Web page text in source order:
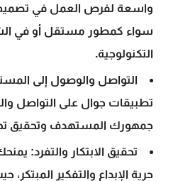
واسعة لفرص العمل في تصميم
سواء كمطور مستقل أو في
التكنولوجية.
التواصل والوصول إلى
تطبيقات جوال على التواصل
جمهورك المستهدف وتحقيق
تحقيق الابتكار والتفرد:
حرية الإبداع والتفكير